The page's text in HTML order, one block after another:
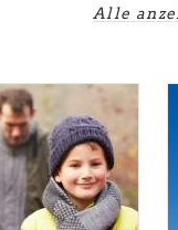
Alle